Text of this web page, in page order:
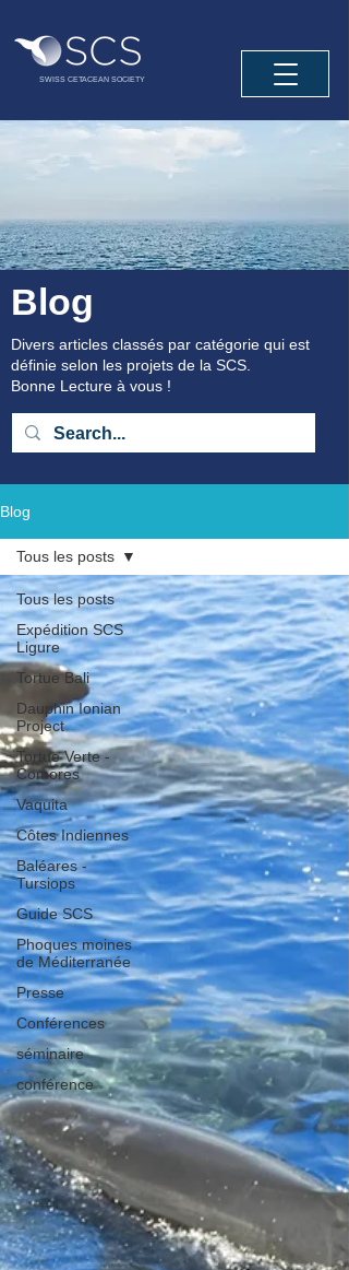
SWISS CETACEAN SOCIETY
Blog
Divers articles classés par catégorie qui est
définie selon les projets de la SCS.
Bonne Lecture à vous !
Blog
Tous les posts
Expédition SCS
Ligure
Tortue Bali
Dauphin Ionian
Project
Tortue Verte -
Comores
Vaquita
Côtes Indiennes
Baléares -
Tursiops
Guide SCS
Phoques moines
de Méditerranée
Presse
Conférences
séminaire
conférence
Tous les posts